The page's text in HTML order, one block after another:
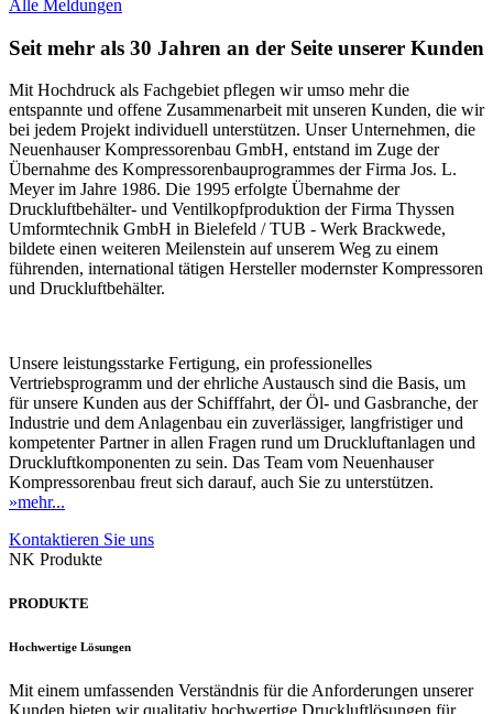
Alle Meldungen
Seit mehr als 30 Jahren an der Seite unserer Kunden
Mit Hochdruck als Fachgebiet pflegen wir umso mehr die
entspannte und offene Zusammenarbeit mit unseren Kunden, die wir
bei jedem Projekt individuell unterstützen. Unser Unternehmen, die
Neuenhauser Kompressorenbau GmbH, entstand im Zuge der
Übernahme des Kompressorenbauprogrammes der Firma Jos. L.
Meyer im Jahre 1986. Die 1995 erfolgte Übernahme der
Druckluftbehälter- und Ventilkopfproduktion der Firma Thyssen
Umformtechnik GmbH in Bielefeld / TUB - Werk Brackwede,
bildete einen weiteren Meilenstein auf unserem Weg zu einem
führenden, international tätigen Hersteller modernster Kompressoren
und Druckluftbehälter.
Unsere leistungsstarke Fertigung, ein professionelles
Vertriebsprogramm und der ehrliche Austausch sind die Basis, um
für unsere Kunden aus der Schifffahrt, der Öl- und Gasbranche, der
Industrie und dem Anlagenbau ein zuverlässiger, langfristiger und
kompetenter Partner in allen Fragen rund um Druckluftanlagen und
Druckluftkomponenten zu sein. Das Team vom Neuenhauser
Kompressorenbau freut sich darauf, auch Sie zu unterstützen.
»mehr...
Kontaktieren Sie uns
NK Produkte
PRODUKTE
Hochwertige Lösungen
Mit einem umfassenden Verständnis für die Anforderungen unserer
Kunden bieten wir qualitativ hochwertige Druckluftlösungen für